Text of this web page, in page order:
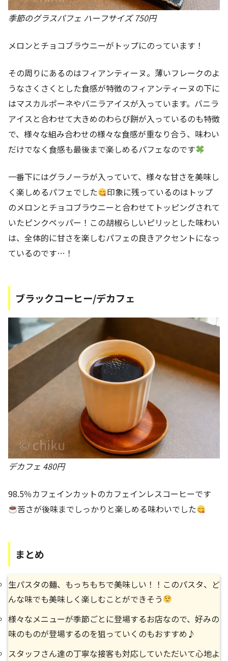
季節のグラスパフェ ハーフサイズ 750円
メロンとチョコブラウニーがトップにのっています！
その周りにあるのはフィアンティーヌ。薄いフレークのよ
うなさくさくとした食感が特徴のフィアンティーヌの下に
はマスカルポーネやバニラアイスが入っています。バニラ
アイスと合わせて大きめのわらび餅が入っているのも特徴
で、様々な組み合わせの様々な食感が重なり合う、味わい
だけでなく食感も最後まで楽しめるパフェなのです
一番下にはグラノーラが入っていて、様々な甘さを美味し
く楽しめるパフェでした
印象に残っているのはトップ
のメロンとチョコブラウニーと合わせてトッピングされて
いたピンクペッパー！この胡椒らしいピリッとした味わい
は、全体的に甘さを楽しむパフェの良きアクセントになっ
ているのです…！
ブラックコーヒー/デカフェ
デカフェ 480円
98.5％カフェインカットのカフェインレスコーヒーです
苦さが後味までしっかりと楽しめる味わいでした
まとめ
生パスタの麺、もっちもちで美味しい！！このパスタ、ど
んな味でも美味しく楽しむことができそう
様々なメニューが季節ごとに登場するお店なので、好みの
味のものが登場するのを狙っていくのもおすすめ♪
スタッフさん達の丁寧な接客も対応していただいて心地よ